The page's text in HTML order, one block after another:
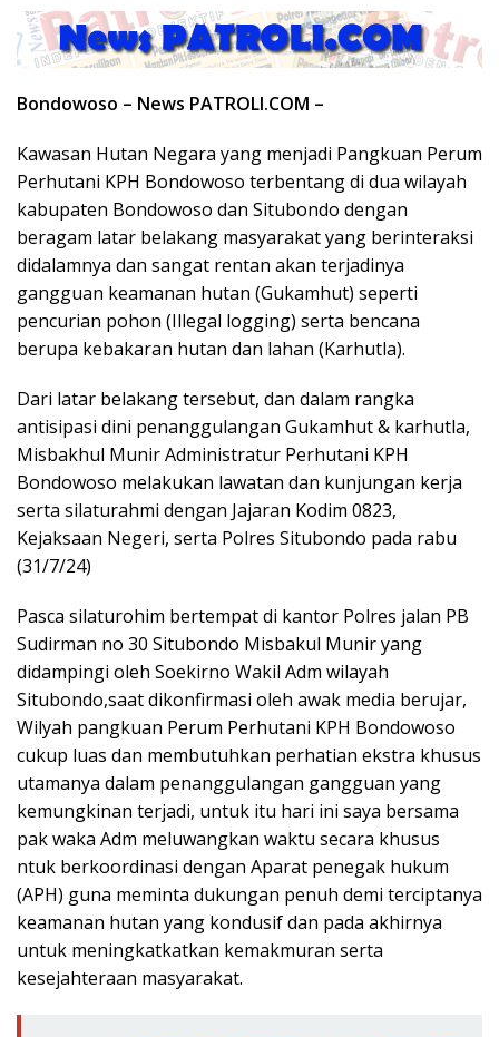
Bondowoso – News PATROLI.COM –
Kawasan Hutan Negara yang menjadi Pangkuan Perum
Perhutani KPH Bondowoso terbentang di dua wilayah
kabupaten Bondowoso dan Situbondo dengan
beragam latar belakang masyarakat yang berinteraksi
didalamnya dan sangat rentan akan terjadinya
gangguan keamanan hutan (Gukamhut) seperti
pencurian pohon (Illegal logging) serta bencana
berupa kebakaran hutan dan lahan (Karhutla).
Dari latar belakang tersebut, dan dalam rangka
antisipasi dini penanggulangan Gukamhut & karhutla,
Misbakhul Munir Administratur Perhutani KPH
Bondowoso melakukan lawatan dan kunjungan kerja
serta silaturahmi dengan Jajaran Kodim 0823,
Kejaksaan Negeri, serta Polres Situbondo pada rabu
(31/7/24)
Pasca silaturohim bertempat di kantor Polres jalan PB
Sudirman no 30 Situbondo Misbakul Munir yang
didampingi oleh Soekirno Wakil Adm wilayah
Situbondo,saat dikonfirmasi oleh awak media berujar,
Wilyah pangkuan Perum Perhutani KPH Bondowoso
cukup luas dan membutuhkan perhatian ekstra khusus
utamanya dalam penanggulangan gangguan yang
kemungkinan terjadi, untuk itu hari ini saya bersama
pak waka Adm meluwangkan waktu secara khusus
ntuk berkoordinasi dengan Aparat penegak hukum
(APH) guna meminta dukungan penuh demi terciptanya
keamanan hutan yang kondusif dan pada akhirnya
untuk meningkatkatkan kemakmuran serta
kesejahteraan masyarakat.